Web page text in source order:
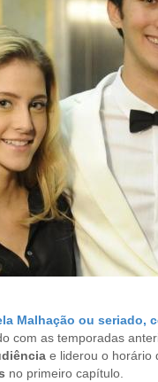
Malhação ou seriado,
com as temporadas
e liderou o horário
no primeiro capítulo.